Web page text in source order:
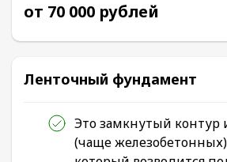
от 70 000 рублей
Ленточный фундамент
Это замкнутый контур
(чаще